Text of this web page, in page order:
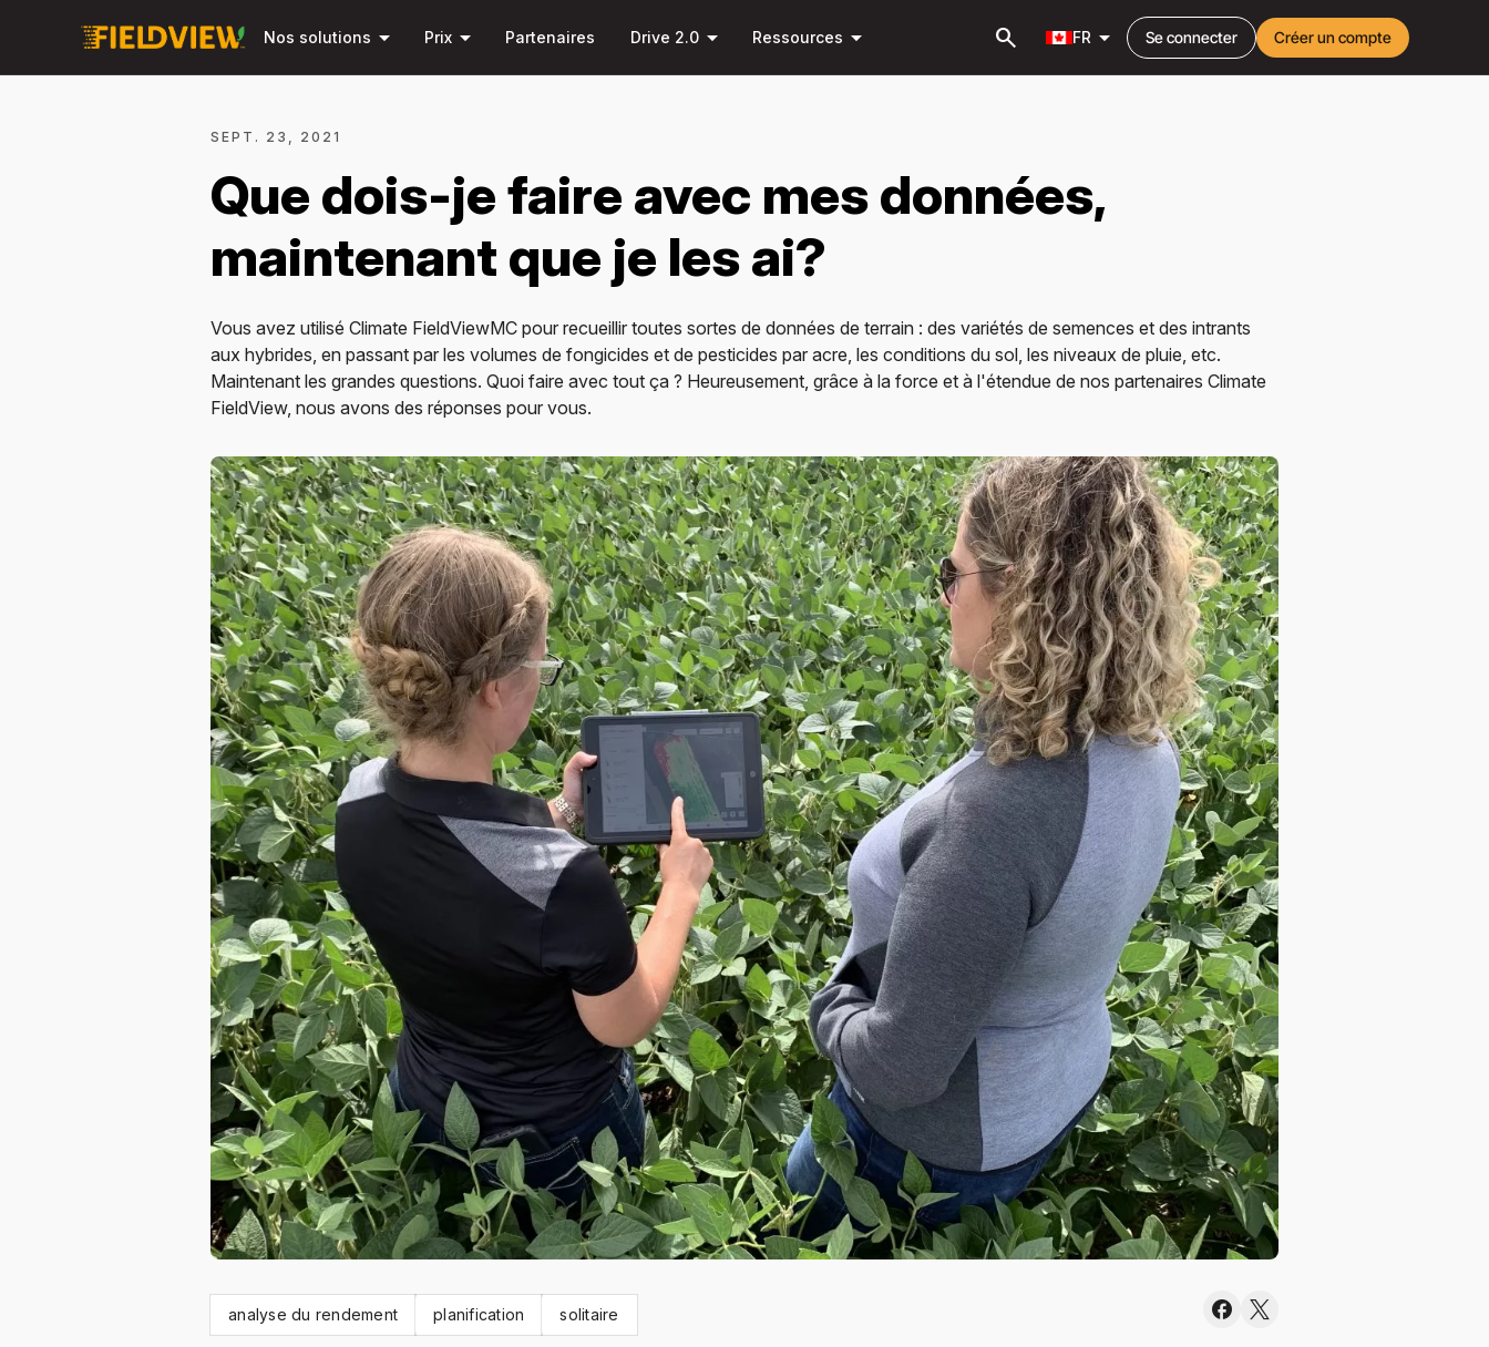
au
principal
Nos solutions arrow_drop_down Prix arrow_drop_down Partenaires Drive 2.0 arrow_drop_down Ressources arrow_drop_down search FR arrow_drop_down Se connecter Créer un compte
SEPT. 23, 2021
Que dois-je faire avec mes données,
maintenant que je les ai?
Vous avez utilisé Climate FieldViewMC pour recueillir toutes sortes de données de terrain : des variétés de semences et des intrants
aux hybrides, en passant par les volumes de fongicides et de pesticides par acre, les conditions du sol, les niveaux de pluie, etc.
Maintenant les grandes questions. Quoi faire avec tout ça ? Heureusement, grâce à la force et à l'étendue de nos partenaires Climate
FieldView, nous avons des réponses pour vous.
analyse du rendement planification solitaire